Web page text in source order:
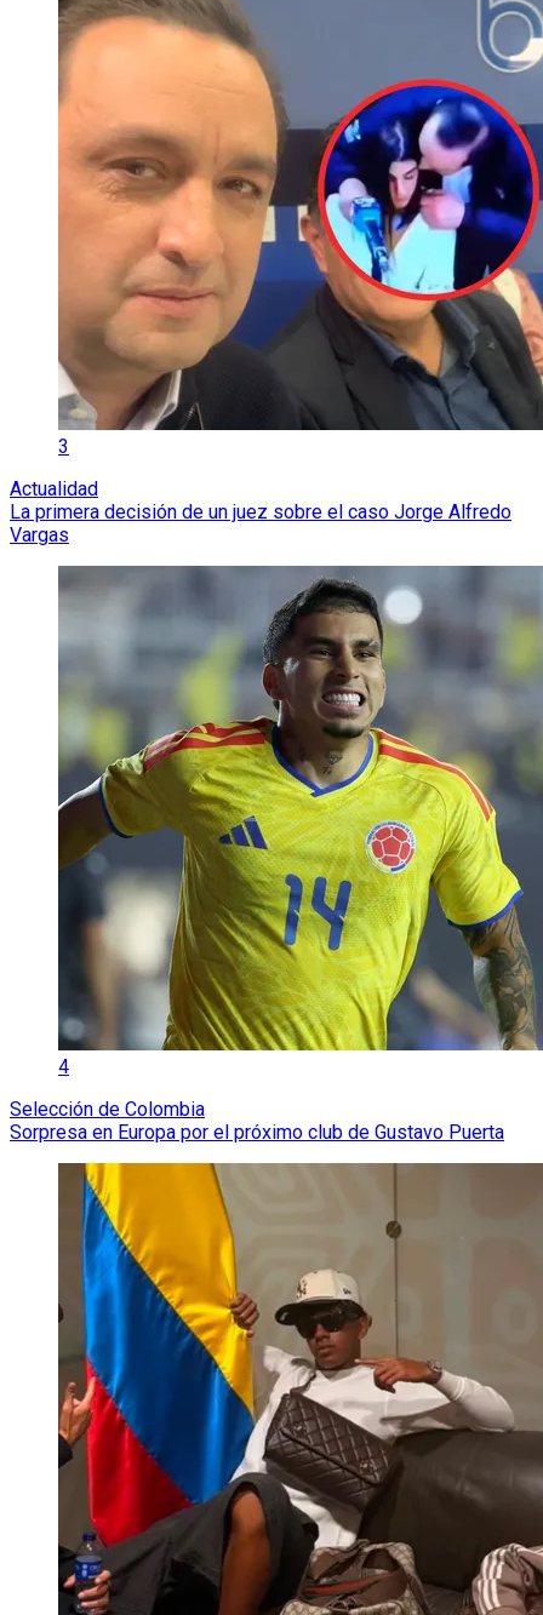
3
Actualidad
La primera decisión de un juez sobre el caso Jorge Alfredo
Vargas
4
Selección de Colombia
Sorpresa en Europa por el próximo club de Gustavo Puerta